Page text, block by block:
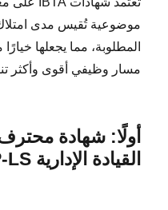
موضوعية تُقيس مدى
المطلوبة، مما يجعلها
مسار وظيفي أقوى وأكثر
أولًا: شهادة
القيادة الإدارية CBP-LS